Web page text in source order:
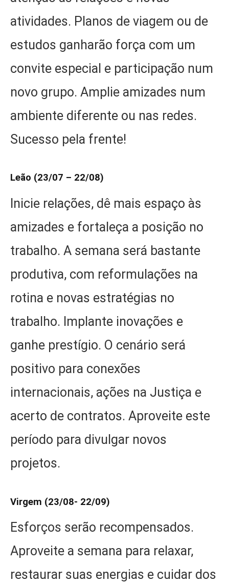
atividades. Planos de viagem ou de
estudos ganharão força com um
convite especial e participação num
novo grupo. Amplie amizades num
ambiente diferente ou nas redes.
Sucesso pela frente!
Leão (23/07 – 22/08)
Inicie relações, dê mais espaço às
amizades e fortaleça a posição no
trabalho. A semana será bastante
produtiva, com reformulações na
rotina e novas estratégias no
trabalho. Implante inovações e
ganhe prestígio. O cenário será
positivo para conexões
internacionais, ações na Justiça e
acerto de contratos. Aproveite este
período para divulgar novos
projetos.
Virgem (23/08- 22/09)
Esforços serão recompensados.
Aproveite a semana para relaxar,
restaurar suas energias e cuidar dos